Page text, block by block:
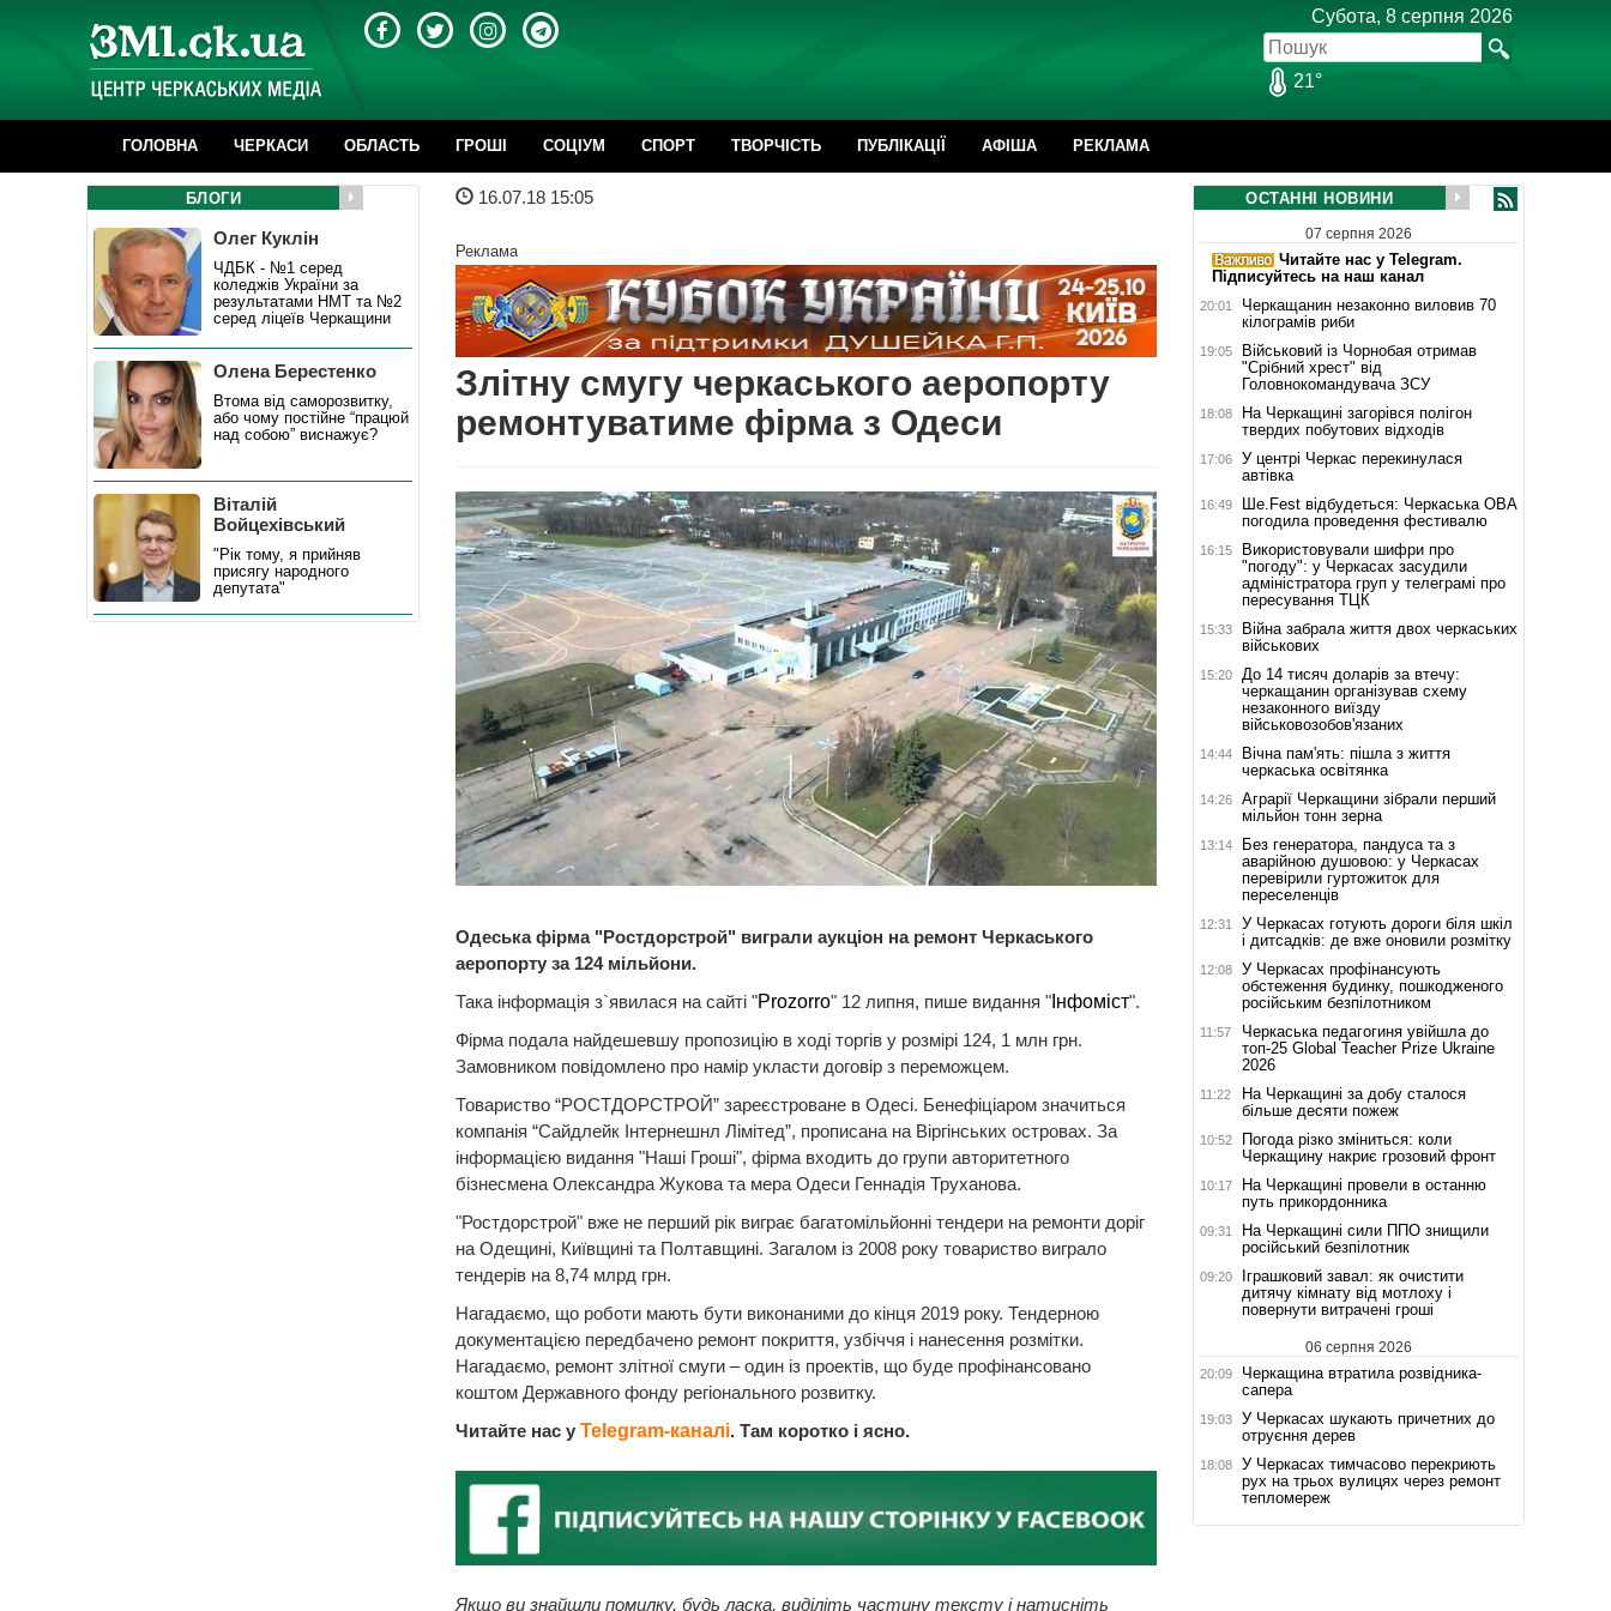
Субота, 8 серпня 2026
21°
ГОЛОВНА ЧЕРКАСИ ОБЛАСТЬ ГРОШІ CОЦІУМ СПОРТ ТВОРЧІСТЬ ПУБЛІКАЦІЇ АФІША РЕКЛАМА
16.07.18 15:05
Реклама
Злітну смугу черкаського аеропорту
ремонтуватиме фірма з Одеси
Одеська фірма "Ростдорстрой" виграли аукціон на ремонт Черкаського
аеропорту за 124 мільйони.
Така інформація з`явилася на сайті "Рrozorro" 12 липня, пише видання "Інфоміст".
Фірма подала найдешевшу пропозицію в ході торгів у розмірі 124, 1 млн грн.
Замовником повідомлено про намір укласти договір з переможцем.
Товариство “РОСТДОРСТРОЙ” зареєстроване в Одесі. Бенефіціаром значиться
компанія “Сайдлейк Інтернешнл Лімітед”, прописана на Віргінських островах. За
інформацією видання "Наші Гроші", фірма входить до групи авторитетного
бізнесмена Олександра Жукова та мера Одеси Геннадія Труханова.
"Ростдорстрой" вже не перший рік виграє багатомільйонні тендери на ремонти доріг
на Одещині, Київщині та Полтавщині. Загалом із 2008 року товариство виграло
тендерів на 8,74 млрд грн.
Нагадаємо, що роботи мають бути виконаними до кінця 2019 року. Тендерною
документацією передбачено ремонт покриття, узбіччя і нанесення розмітки.
Нагадаємо, ремонт злітної смуги – один із проектів, що буде профінансовано
коштом Державного фонду регіонального розвитку.
Читайте нас у Telegram-каналі. Там коротко і ясно.
Якщо ви знайшли помилку, будь ласка, виділіть частину тексту і натисніть
БЛОГИ
Олег Куклін
ЧДБК - №1 серед
коледжів України за
результатами НМТ та №2
серед ліцеїв Черкащини
Олена Берестенко
Втома від саморозвитку,
або чому постійне “працюй
над собою” виснажує?
Віталій
Войцехівський
"Рік тому, я прийняв
присягу народного
депутата"
ОСТАННІ НОВИНИ
07 серпня 2026
Читайте нас у Telegram.
Підписуйтесь на наш канал
20:01
Черкащанин незаконно виловив 70
кілограмів риби
19:05
Військовий із Чорнобая отримав
"Срібний хрест" від
Головнокомандувача ЗСУ
18:08
На Черкащині загорівся полігон
твердих побутових відходів
17:06
У центрі Черкас перекинулася
автівка
16:49
Ше.Fest відбудеться: Черкаська ОВА
погодила проведення фестивалю
16:15
Використовували шифри про
"погоду": у Черкасах засудили
адміністратора груп у телеграмі про
пересування ТЦК
15:33
Війна забрала життя двох черкаських
військових
15:20
До 14 тисяч доларів за втечу:
черкащанин організував схему
незаконного виїзду
військовозобов'язаних
14:44
Вічна пам'ять: пішла з життя
черкаська освітянка
14:26
Аграрії Черкащини зібрали перший
мільйон тонн зерна
13:14
Без генератора, пандуса та з
аварійною душовою: у Черкасах
перевірили гуртожиток для
переселенців
12:31
У Черкасах готують дороги біля шкіл
і дитсадків: де вже оновили розмітку
12:08
У Черкасах профінансують
обстеження будинку, пошкодженого
російським безпілотником
11:57
Черкаська педагогиня увійшла до
топ-25 Global Teacher Prize Ukraine
2026
11:22
На Черкащині за добу сталося
більше десяти пожеж
10:52
Погода різко зміниться: коли
Черкащину накриє грозовий фронт
10:17
На Черкащині провели в останню
путь прикордонника
09:31
На Черкащині сили ППО знищили
російський безпілотник
09:20
Іграшковий завал: як очистити
дитячу кімнату від мотлоху і
повернути витрачені гроші
06 серпня 2026
20:09
Черкащина втратила розвідника-
сапера
19:03
У Черкасах шукають причетних до
отруєння дерев
18:08
У Черкасах тимчасово перекриють
рух на трьох вулицях через ремонт
тепломереж